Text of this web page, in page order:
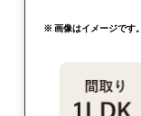
※ 画像はイメージです。